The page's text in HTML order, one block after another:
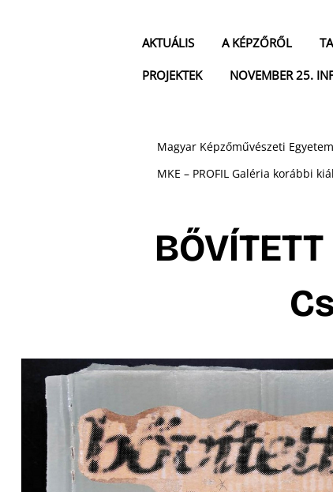
AKTUÁLIS A KÉPZŐRŐL
PROJEKTEK
NOVEMBER 25.
Magyar Képzőművészeti Egyetem
MKE – PROFIL Galéria korábbi